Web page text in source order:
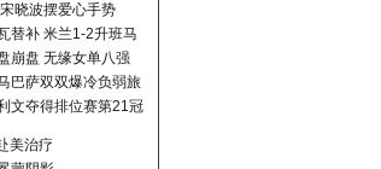
晓波摆爱心手势
替补 米兰1-2升班马
崩盘 无缘女单八强
巴萨双双爆冷负弱旅
文夺得排位赛第21冠
美治疗